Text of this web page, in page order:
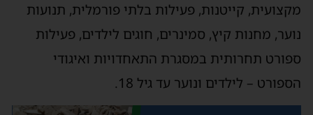
מקצועית, קייטנות, פעילות בלתי פורמלית, תנועות
נוער, מחנות קיץ, סמינרים, חוגים לילדים, פעילות
ספורט תחרותית במסגרת התאחדויות ואיגודי
הספורט – לילדים ונוער עד גיל 18.